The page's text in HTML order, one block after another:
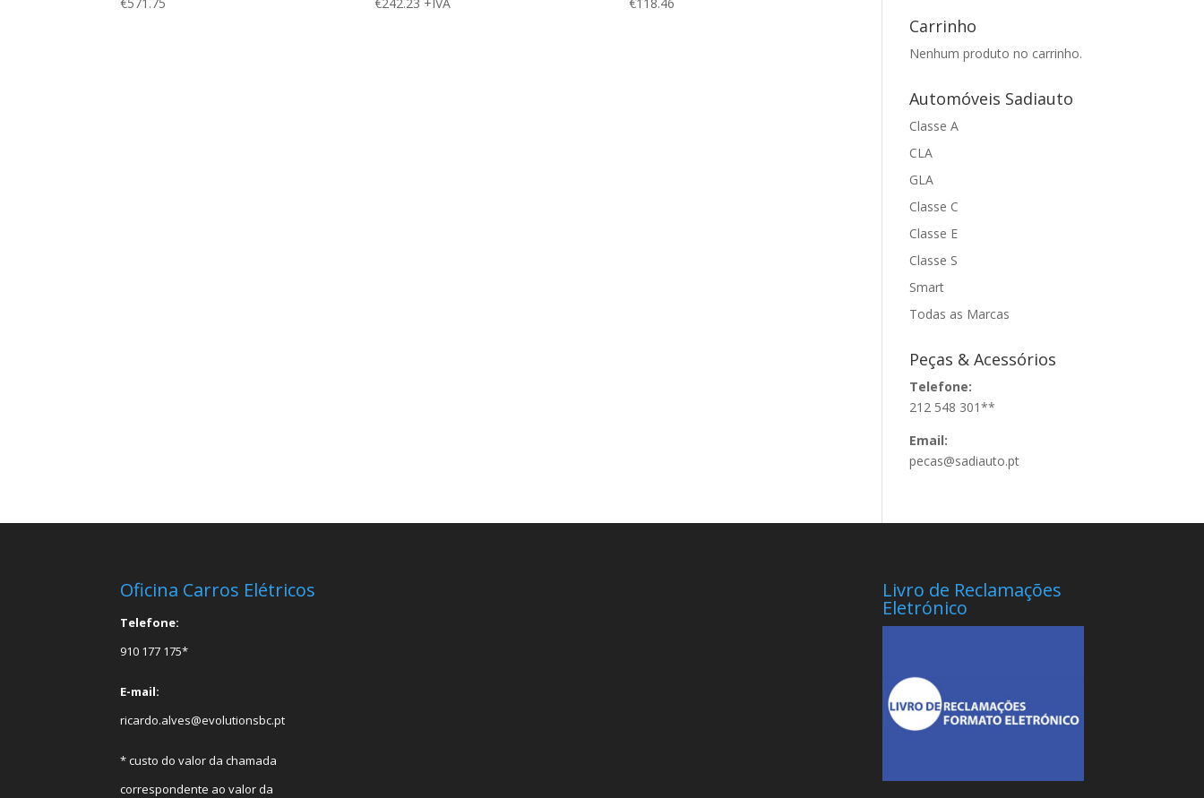
Carrinho
Nenhum produto no carrinho.
Automóveis Sadiauto
Classe A
CLA
GLA
Classe C
Classe E
Classe S
Smart
Todas as Marcas
Peças & Acessórios
Telefone:
212 548 301**
Email:
pecas@sadiauto.pt
Oficina Carros Elétricos
Telefone:
910 177 175*
E-mail:
ricardo.alves@evolutionsbc.pt
* custo do valor da chamada
correspondente ao valor da
Livro de Reclamações
Eletrónico